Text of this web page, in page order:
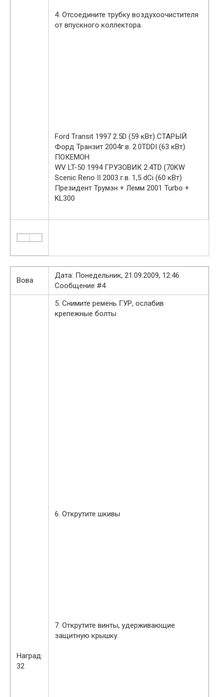
4. Отсоедините трубку воздухоочистителя
от впускного коллектора.
Ford Transit 1997 2.5D (59 кВт) СТАРЫЙ
Форд Транзит 2004г.в. 2.0TDDI (63 кВт)
ПОКЕМОН
WV LT-50 1994 ГРУЗОВИК 2.4TD (70KW
Scenic Reno II 2003 г.в. 1,5 dCi (60 кВт)
Президент Трумэн + Лемм 2001 Turbo +
KL300
Вова
Дата: Понедельник, 21.09.2009, 12:46
Сообщение #4
Наград:
32
5. Снимите ремень ГУР, ослабив
крепежные болты
6. Открутите шкивы
7. Открутите винты, удерживающие
защитную крышку.